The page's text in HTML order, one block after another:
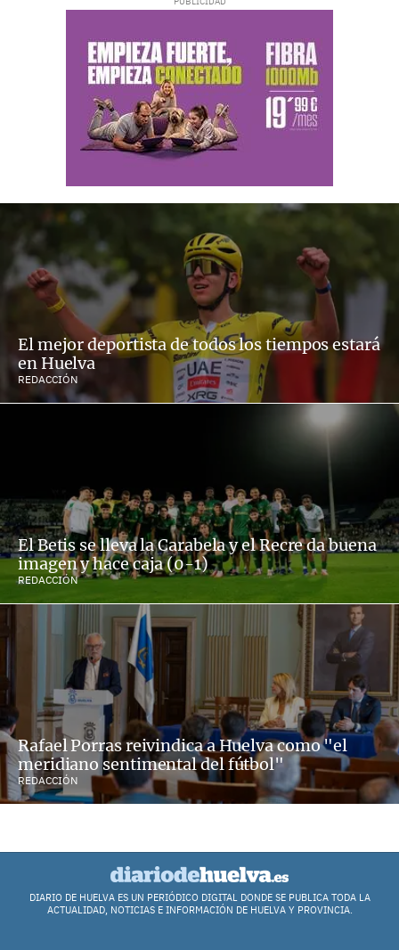
El mejor deportista de todos los tiempos estará
en Huelva
REDACCIÓN
El Betis se lleva la Carabela y el Recre da buena
imagen y hace caja (0-1)
REDACCIÓN
Rafael Porras reivindica a Huelva como "el
meridiano sentimental del fútbol"
REDACCIÓN
DIARIO DE HUELVA ES UN PERIÓDICO DIGITAL DONDE SE PUBLICA TODA LA
ACTUALIDAD, NOTICIAS E INFORMACIÓN DE HUELVA Y PROVINCIA.